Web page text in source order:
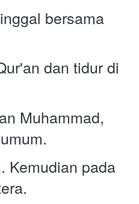
bersama
dan tidur di
Muhammad,
Kemudian pada